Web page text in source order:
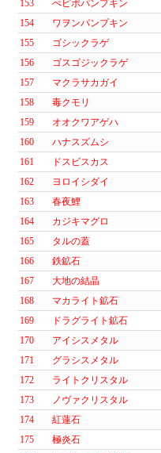
153 ぺピポパンプキン
154
ワヲンパンプキン
155
ゴシックラゲ
156
ゴスゴジックラゲ
157
マクラサカガイ
158
毒クモリ
159
オオクワアゲハ
160
ハナスズムシ
161
ドスビスカス
162
ヨロイシダイ
163
春夜鯉
164
カジキマグロ
165
タルの蓋
166
鉄鉱石
167
大地の結晶
168
マカライト鉱石
169
ドラグライト鉱石
170
アイシスメタル
171
グラシスメタル
172
ライトクリスタル
173
ノヴァクリスタル
174
紅蓮石
175
極炎石